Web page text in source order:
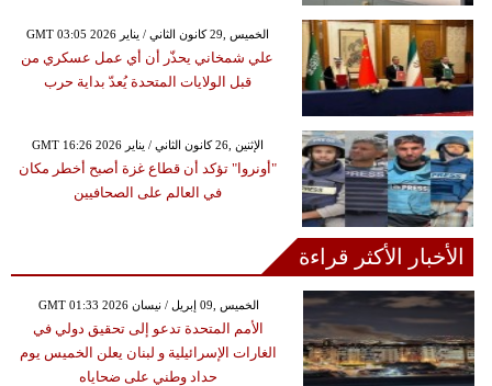
GMT 03:05 2026 الخميس ,29 كانون الثاني / يناير
علي شمخاني يحذّر أن أي عمل عسكري من
قبل الولايات المتحدة يُعدّ بداية حرب
GMT 16:26 2026 الإثنين ,26 كانون الثاني / يناير
"أونروا" تؤكد أن قطاع غزة أصبح أخطر مكان
في العالم على الصحافيين
الأخبار الأكثر قراءة
GMT 01:33 2026 الخميس ,09 إبريل / نيسان
الأمم المتحدة تدعو إلى تحقيق دولي في
الغارات الإسرائيلية و لبنان يعلن الخميس يوم
حداد وطني على ضحاياه